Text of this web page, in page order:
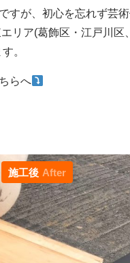
すが、初心を忘れず芸
リア(葛飾区・江戸川
。
らへ
施工後 After